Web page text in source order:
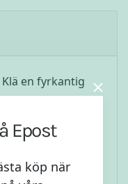
en fyrkantig
jämnt på
Epost
köp när